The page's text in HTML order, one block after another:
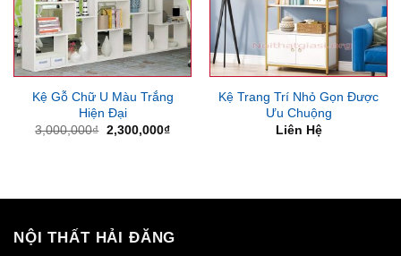
Kệ Gỗ Chữ U Màu Trắng
Hiện Đại
3,000,000₫ Giá
2,300,000₫Giá
Kệ Trang Trí Nhỏ Gọn Được
Ưu Chuộng
Liên Hệ
NỘI THẤT HẢI ĐĂNG